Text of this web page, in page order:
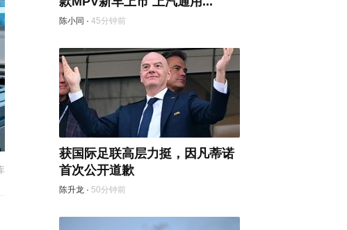
陈小同 · 45分钟前
获国际足联高层力挺，因凡蒂诺
首次公开道歉
陈升龙 · 50分钟前